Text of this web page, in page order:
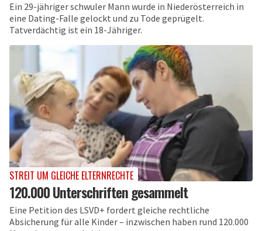
Ein 29-jähriger schwuler Mann wurde in Niederösterreich in
eine Dating-Falle gelockt und zu Tode geprügelt.
Tatverdächtig ist ein 18-Jähriger.
STREIT UM GLEICHE ELTERNRECHTE
120.000 Unterschriften gesammelt
Eine Petition des LSVD+ fordert gleiche rechtliche
Absicherung für alle Kinder – inzwischen haben rund 120.000